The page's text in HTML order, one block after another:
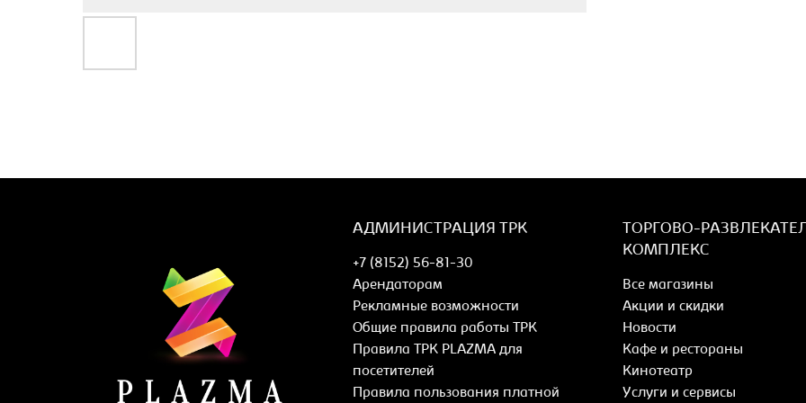
АДМИНИСТРАЦИЯ ТРК
+7 (8152) 56-81-30
Арендаторам
Рекламные возможности
Общие правила работы ТРК
Правила ТРК PLAZMA для
посетителей
Правила пользования платной
ТОРГОВО-
КОМПЛЕКС
Все магазины
Акции и скидки
Новости
Кафе и рестораны
Кинотеатр
Услуги и сервисы